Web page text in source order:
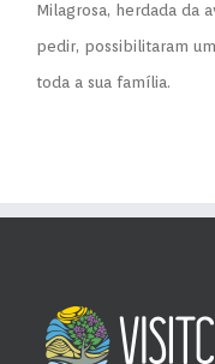
Milagrosa, herdada da
pedir, possibilitaram
toda a sua família.